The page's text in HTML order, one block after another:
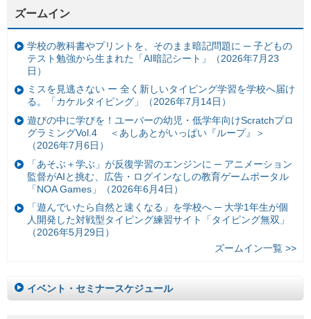
ズームイン
学校の教科書やプリントを、そのまま暗記問題に ─ 子どもの
テスト勉強から生まれた「AI暗記シート」（2026年7月23
日）
ミスを見逃さない ー 全く新しいタイピング学習を学校へ届け
る。「カケルタイピング」（2026年7月14日）
遊びの中に学びを！ユーバーの幼児・低学年向けScratchプロ
グラミングVol.4 ＜あしあとがいっぱい『ループ』＞
（2026年7月6日）
「あそぶ＋学ぶ」が反復学習のエンジンに ─ アニメーション
監督がAIと挑む、広告・ログインなしの教育ゲームポータル
「NOA Games」（2026年6月4日）
「遊んでいたら自然と速くなる」を学校へ ─ 大学1年生が個
人開発した対戦型タイピング練習サイト「タイピング無双」
（2026年5月29日）
ズームイン一覧 >>
イベント・セミナースケジュール